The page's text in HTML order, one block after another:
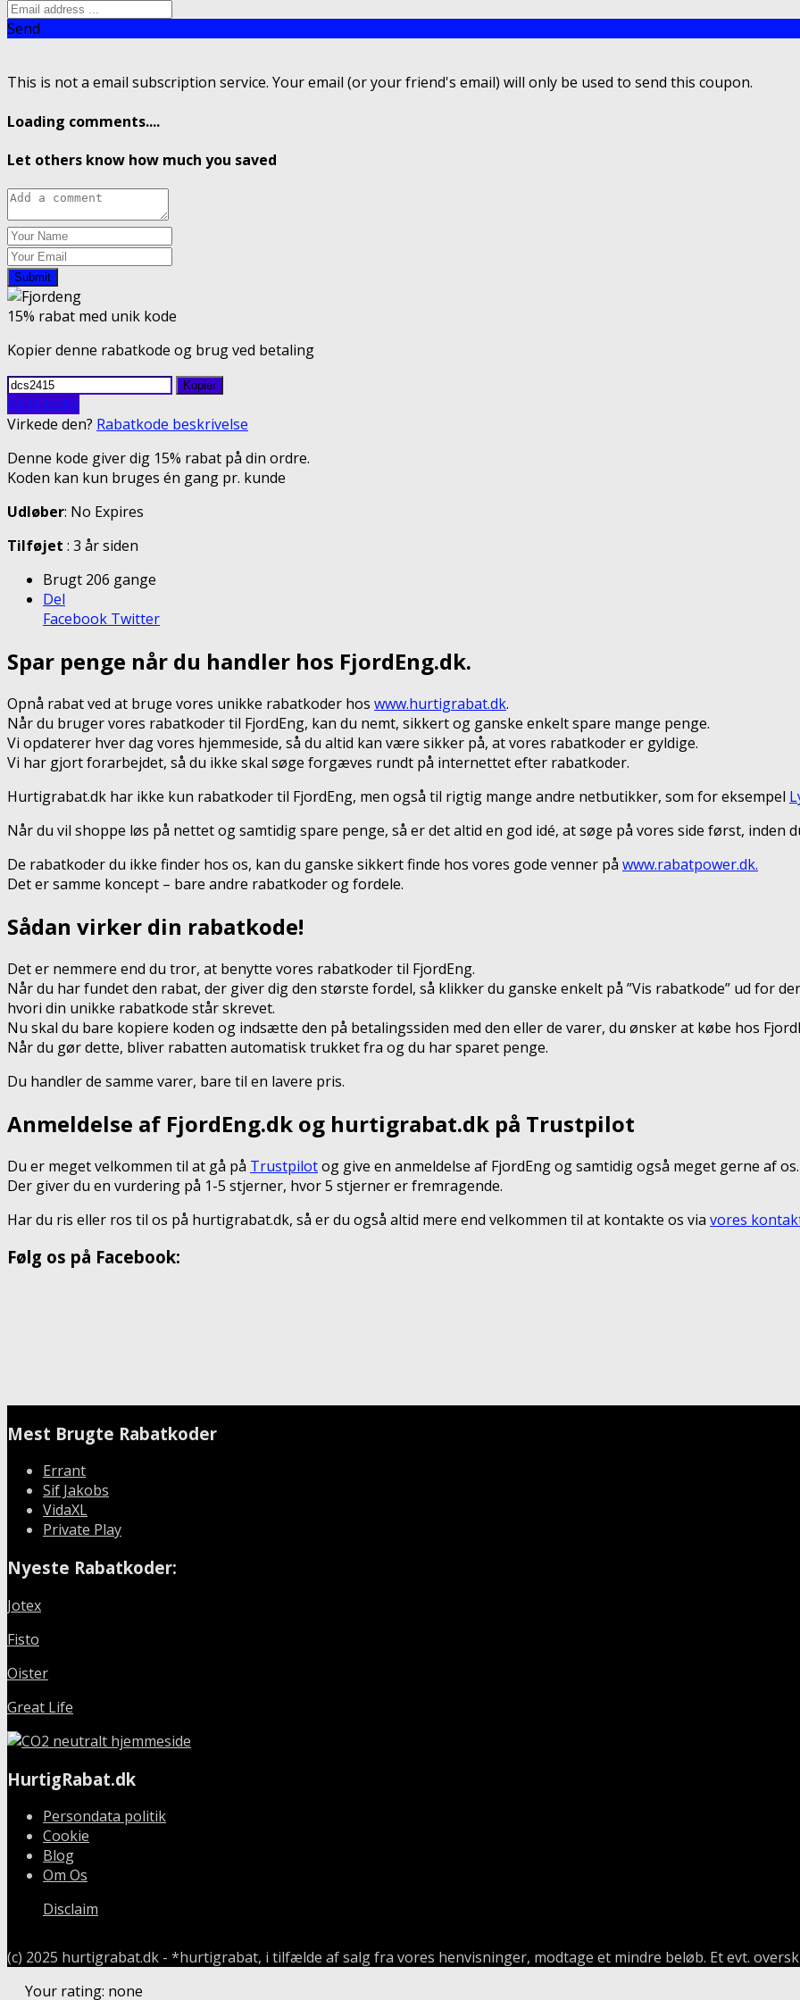
Send
This is not a email subscription service. Your email (or your friend's email) will only be used to send this coupon.
Loading comments....
Let others know how much you saved
Submit
15% rabat med unik kode
Kopier denne rabatkode og brug ved betaling
Kopier
Gå til butik
Virkede den? Rabatkode beskrivelse
Denne kode giver dig 15% rabat på din ordre.
Koden kan kun bruges én gang pr. kunde
Udløber: No Expires
Tilføjet : 3 år siden
Brugt 206 gange
Del
Facebook Twitter
Spar penge når du handler hos FjordEng.dk.
Opnå rabat ved at bruge vores unikke rabatkoder hos www.hurtigrabat.dk.
Når du bruger vores rabatkoder til FjordEng, kan du nemt, sikkert og ganske enkelt spare mange penge.
Vi opdaterer hver dag vores hjemmeside, så du altid kan være sikker på, at vores rabatkoder er gyldige.
Vi har gjort forarbejdet, så du ikke skal søge forgæves rundt på internettet efter rabatkoder.
Hurtigrabat.dk har ikke kun rabatkoder til FjordEng, men også til rigtig mange andre netbutikker, som for eksempel
Når du vil shoppe løs på nettet og samtidig spare penge, så er det altid en god idé, at søge på vores side først, inden
De rabatkoder du ikke finder hos os, kan du ganske sikkert finde hos vores gode venner på www.rabatpower.dk.
Det er samme koncept – bare andre rabatkoder og fordele.
Sådan virker din rabatkode!
Det er nemmere end du tror, at benytte vores rabatkoder til FjordEng.
Når du har fundet den rabat, der giver dig den største fordel, så klikker du ganske enkelt på ”Vis rabatkode” ud for
hvori din unikke rabatkode står skrevet.
Nu skal du bare kopiere koden og indsætte den på betalingssiden med den eller de varer, du ønsker at købe hos
Når du gør dette, bliver rabatten automatisk trukket fra og du har sparet penge.
Du handler de samme varer, bare til en lavere pris.
Anmeldelse af FjordEng.dk og hurtigrabat.dk på Trustpilot
Du er meget velkommen til at gå på Trustpilotog give en anmeldelse af FjordEng og samtidig også meget gerne af os.
Der giver du en vurdering på 1-5 stjerner, hvor 5 stjerner er fremragende.
Har du ris eller ros til os på hurtigrabat.dk, så er du også altid mere end velkommen til at kontakte os via vores
Følg os på Facebook:
Mest Brugte Rabatkoder
Errant
Sif Jakobs
VidaXL
Private Play
Nyeste Rabatkoder:
Jotex
Fisto
Oister
Great Life
HurtigRabat.dk
Persondata politik
Cookie
Blog
Om Os
Disclaim
(c) 2025 hurtigrabat.dk - *hurtigrabat, i tilfælde af salg fra vores henvisninger, modtage et mindre beløb. Et evt.
Your rating: none